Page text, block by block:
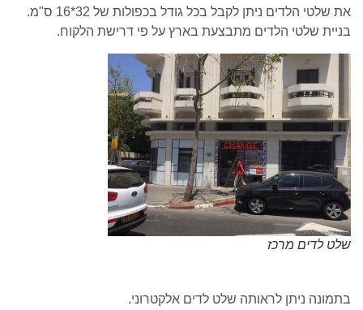
את שלטי הלדים ניתן לקבל בכל גודל בכפולות של 32*16 ס"מ.
בניית שלטי הלדים מתבצעת בארץ על פי דרישת הלקוח.
שלט לדים מרכז
בתמונה ניתן לראותה שלט לדים אלקטרוני.